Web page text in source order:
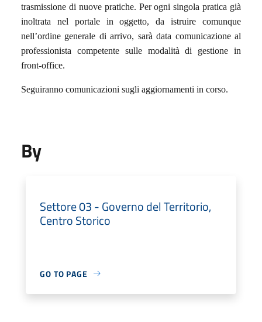
trasmissione di nuove pratiche. Per ogni singola pratica già
inoltrata nel portale in oggetto, da istruire comunque
nell’ordine generale di arrivo, sarà data comunicazione al
professionista competente sulle modalità di gestione in
front-office.
Seguiranno comunicazioni sugli aggiornamenti in corso.
By
Settore 03 - Governo del Territorio,
Centro Storico
GO TO PAGE